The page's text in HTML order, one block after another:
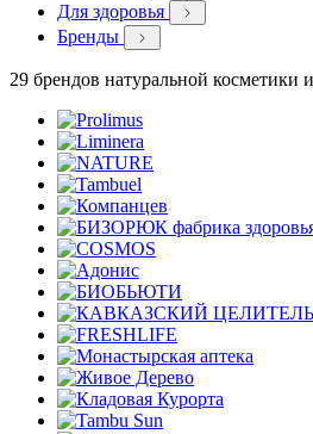
Для здоровья
Бренды
29 брендов натуральной косметики